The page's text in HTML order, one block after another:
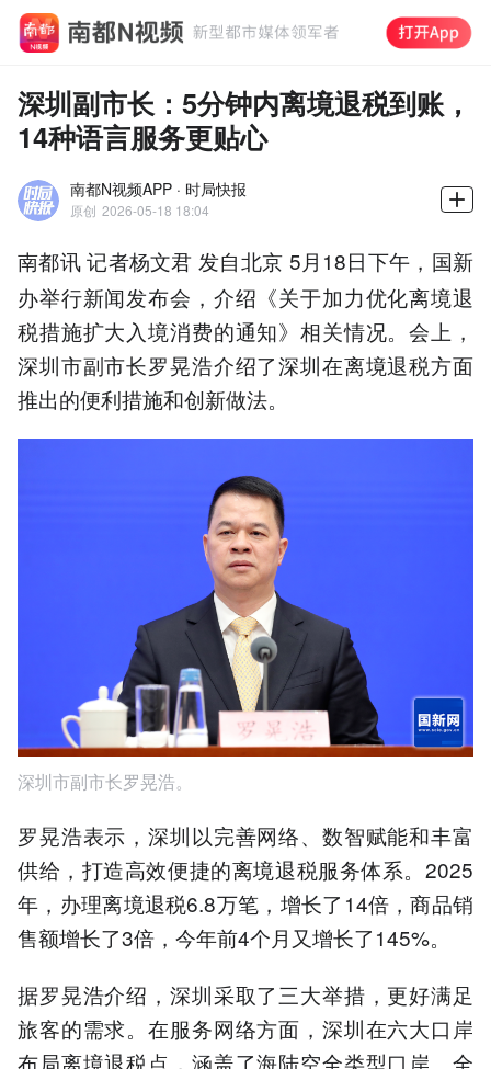
深圳副市长：5分钟内离境退税到账，
14种语言服务更贴心
南都N视频APP · 时局快报
原创 2026-05-18 18:04
南都讯 记者杨文君 发自北京 5月18日下午，国新
办举行新闻发布会，介绍《关于加力优化离境退
税措施扩大入境消费的通知》相关情况。会上，
深圳市副市长罗晃浩介绍了深圳在离境退税方面
推出的便利措施和创新做法。
深圳市副市长罗晃浩。
罗晃浩表示，深圳以完善网络、数智赋能和丰富
供给，打造高效便捷的离境退税服务体系。2025
年，办理离境退税6.8万笔，增长了14倍，商品销
售额增长了3倍，今年前4个月又增长了145%。
据罗晃浩介绍，深圳采取了三大举措，更好满足
旅客的需求。在服务网络方面，深圳在六大口岸
布局离境退税点，涵盖了海陆空全类型口岸。全